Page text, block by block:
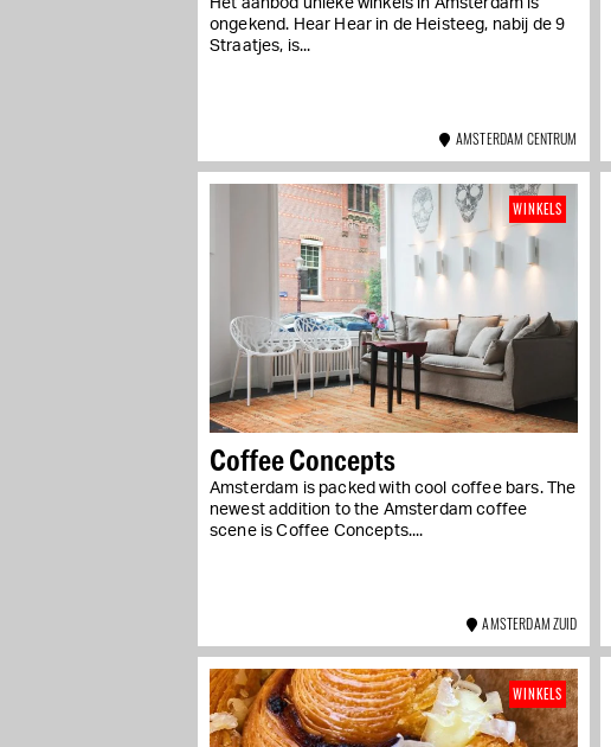
Het aanbod unieke winkels in Amsterdam is
ongekend. Hear Hear in de Heisteeg, nabij de 9
Straatjes, is...
AMSTERDAM CENTRUM
Coffee Concepts
Amsterdam is packed with cool coffee bars. The
newest addition to the Amsterdam coffee
scene is Coffee Concepts....
WINKELS
AMSTERDAM ZUID
WINKELS